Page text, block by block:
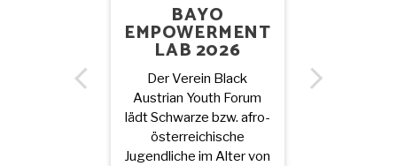
BAYO
EMPOWERMENT
LAB 2026
Der Verein Black
Austrian Youth Forum
lädt Schwarze bzw. afro-
österreichische
Jugendliche im Alter von